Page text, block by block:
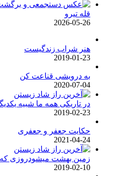
قله تیرو
2026-05-26
هنر شراب زندگیست
2019-01-23
به درویشی قناعت کن
2020-07-04
در تاریکی همه ما شبیه
2019-02-23
حکایت جعفر و جعفری
2021-04-24
زمین بهشت میشودروزی که
2019-02-10